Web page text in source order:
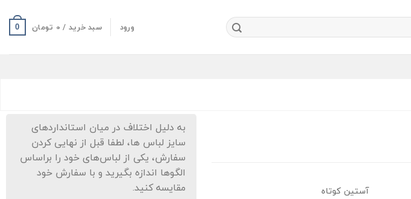
ورود سبد خرید / 0 تومان 0
آستین کوتاه
به دلیل اختلاف در میان استانداردهای
سایز لباس ها، لطفا قبل از نهایی کردن
سفارش، یکی از لباس‌های خود را براساس
الگوها اندازه بگیرید و با سفارش خود
مقایسه کنید.